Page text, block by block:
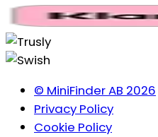
© MiniFinder AB 2026
Privacy Policy
Cookie Policy